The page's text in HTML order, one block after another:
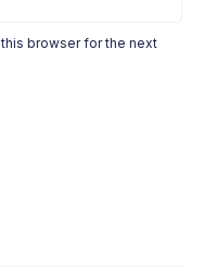
browser for the next